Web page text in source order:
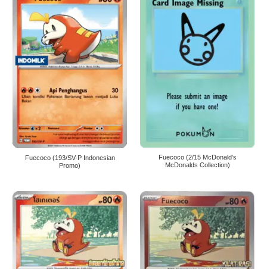
Fuecoco (193/SV-P Indonesian
Promo)
Fuecoco (2/15 McDonald’s
McDonalds Collection)